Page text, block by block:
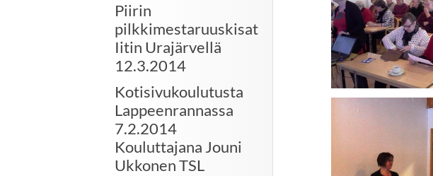
Piirin
pilkkimestaruuskisat
Iitin Urajärvellä
12.3.2014
Kotisivukoulutusta
Lappeenrannassa
7.2.2014
Kouluttajana Jouni
Ukkonen TSL